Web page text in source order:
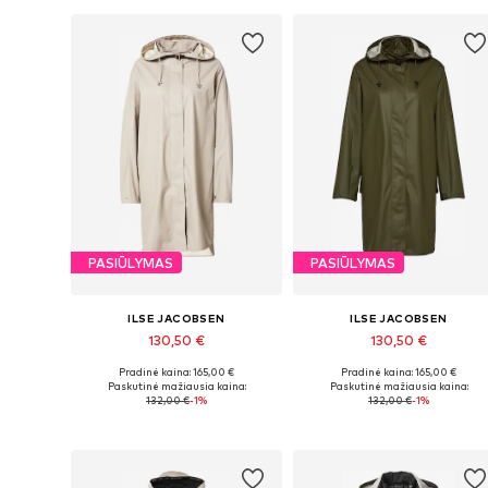
PASIŪLYMAS
ILSE JACOBSEN
130,50 €
Yra daugybė dydžių
Į krepšelį
Pradinė kaina: 165,00 €
Paskutinė mažiausia kaina:
132,00 €-1%
PASIŪLYMAS
ILSE JACOBSEN
130,50 €
Yra daugybė dydžių
Į krepšelį
Pradinė kaina: 165,00 €
Paskutinė mažiausia kaina:
132,00 €-1%